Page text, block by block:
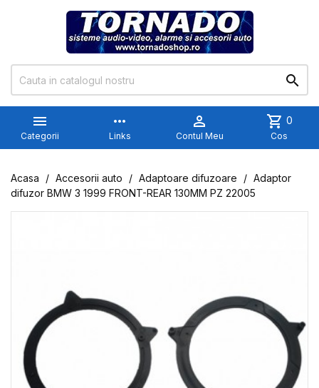


Categorii
more_horiz
Links

Contul Meu
shopping_cart 0
Cos
Acasa Accesorii auto Adaptoare difuzoare
Adaptor
difuzor BMW 3 1999 FRONT-REAR 130MM PZ 22005